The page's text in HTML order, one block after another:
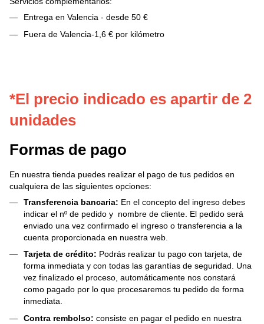
Entrega en Valencia - desde 50 €
Fuera de Valencia-1,6 € por kilómetro
*El precio indicado es apartir de 2
unidades
Formas de pago
En nuestra tienda puedes realizar el pago de tus pedidos en
cualquiera de las siguientes opciones:
Transferencia bancaria: En el concepto del ingreso debes
indicar el nº de pedido y nombre de cliente. El pedido será
enviado una vez confirmado el ingreso o transferencia a la
cuenta proporcionada en nuestra web.
Tarjeta de crédito: Podrás realizar tu pago con tarjeta, de
forma inmediata y con todas las garantías de seguridad. Una
vez finalizado el proceso, automáticamente nos constará
como pagado por lo que procesaremos tu pedido de forma
inmediata.
Contra rembolso: consiste en pagar el pedido en nuestra